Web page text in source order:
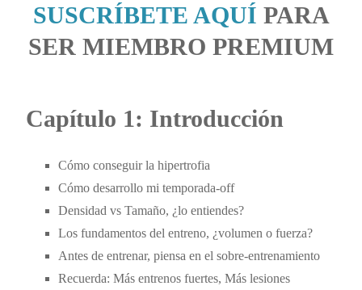
SUSCRÍBETE AQUÍ PARA
SER MIEMBRO PREMIUM
Capítulo 1: Introducción
Cómo conseguir la hipertrofia
Cómo desarrollo mi temporada-off
Densidad vs Tamaño, ¿lo entiendes?
Los fundamentos del entreno, ¿volumen o fuerza?
Antes de entrenar, piensa en el sobre-entrenamiento
Recuerda: Más entrenos fuertes, Más lesiones